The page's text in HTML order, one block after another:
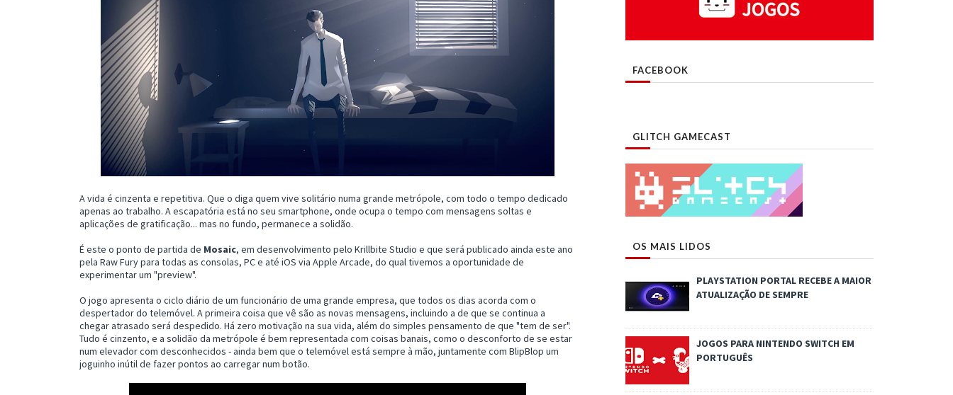
A vida é cinzenta e repetitiva. Que o diga quem vive solitário numa grande metrópole, com todo o tempo dedicado
apenas ao trabalho. A escapatória está no seu smartphone, onde ocupa o tempo com mensagens soltas e
aplicações de gratificação... mas no fundo, permanece a solidão.
É este o ponto de partida de Mosaic, em desenvolvimento pelo Krillbite Studio e que será publicado ainda este ano
pela Raw Fury para todas as consolas, PC e até iOS via Apple Arcade, do qual tivemos a oportunidade de
experimentar um "preview".
O jogo apresenta o ciclo diário de um funcionário de uma grande empresa, que todos os dias acorda com o
despertador do telemóvel. A primeira coisa que vê são as novas mensagens, incluindo a de que se continua a
chegar atrasado será despedido. Há zero motivação na sua vida, além do simples pensamento de que "tem de ser".
Tudo é cinzento, e a solidão da metrópole é bem representada com coisas banais, como o desconforto de se estar
num elevador com desconhecidos - ainda bem que o telemóvel está sempre à mão, juntamente com BlipBlop um
joguinho inútil de fazer pontos ao carregar num botão.
FACEBOOK
GLITCH GAMECAST
OS MAIS LIDOS
PLAYSTATION PORTAL RECEBE A MAIOR
ATUALIZAÇÃO DE SEMPRE
JOGOS PARA NINTENDO SWITCH EM
PORTUGUÊS